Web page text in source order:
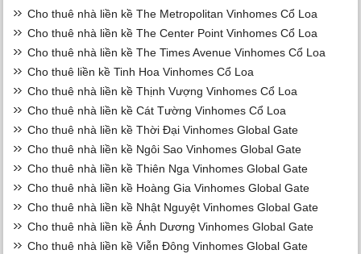
Cho thuê nhà liền kề The Metropolitan Vinhomes Cổ Loa
Cho thuê nhà liền kề The Center Point Vinhomes Cổ Loa
Cho thuê nhà liền kề The Times Avenue Vinhomes Cổ Loa
Cho thuê liền kề Tinh Hoa Vinhomes Cổ Loa
Cho thuê nhà liền kề Thịnh Vượng Vinhomes Cổ Loa
Cho thuê nhà liền kề Cát Tường Vinhomes Cổ Loa
Cho thuê nhà liền kề Thời Đại Vinhomes Global Gate
Cho thuê nhà liền kề Ngôi Sao Vinhomes Global Gate
Cho thuê nhà liền kề Thiên Nga Vinhomes Global Gate
Cho thuê nhà liền kề Hoàng Gia Vinhomes Global Gate
Cho thuê nhà liền kề Nhật Nguyệt Vinhomes Global Gate
Cho thuê nhà liền kề Ánh Dương Vinhomes Global Gate
Cho thuê nhà liền kề Viễn Đông Vinhomes Global Gate